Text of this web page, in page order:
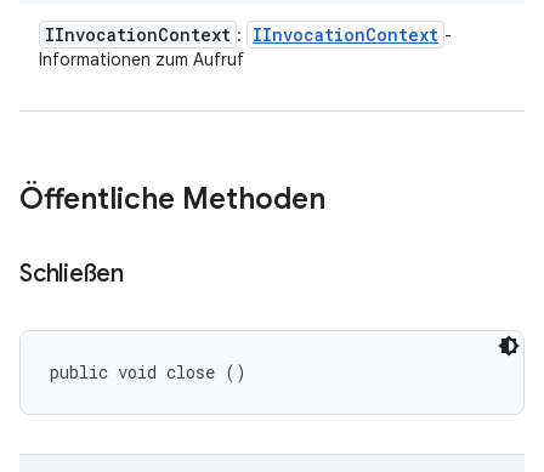
IInvocationContext : IInvocationContext -
Informationen zum Aufruf
Öffentliche Methoden
Schließen
public void close ()